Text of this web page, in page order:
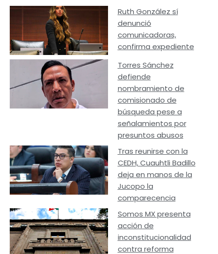
Ruth González sí
denunció
comunicadoras,
confirma expediente
Torres Sánchez
defiende
nombramiento de
comisionado de
búsqueda pese a
señalamientos por
presuntos abusos
Tras reunirse con la
CEDH, Cuauhtli Badillo
deja en manos de la
Jucopo la
comparecencia
Somos MX presenta
acción de
inconstitucionalidad
contra reforma